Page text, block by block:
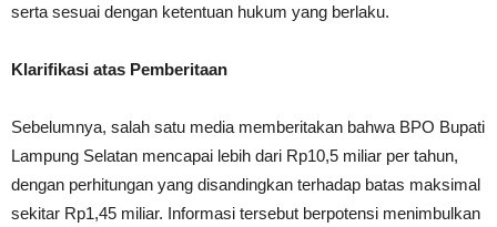
serta sesuai dengan ketentuan hukum yang berlaku.
Klarifikasi atas Pemberitaan
Sebelumnya, salah satu media memberitakan bahwa BPO Bupati
Lampung Selatan mencapai lebih dari Rp10,5 miliar per tahun,
dengan perhitungan yang disandingkan terhadap batas maksimal
sekitar Rp1,45 miliar. Informasi tersebut berpotensi menimbulkan